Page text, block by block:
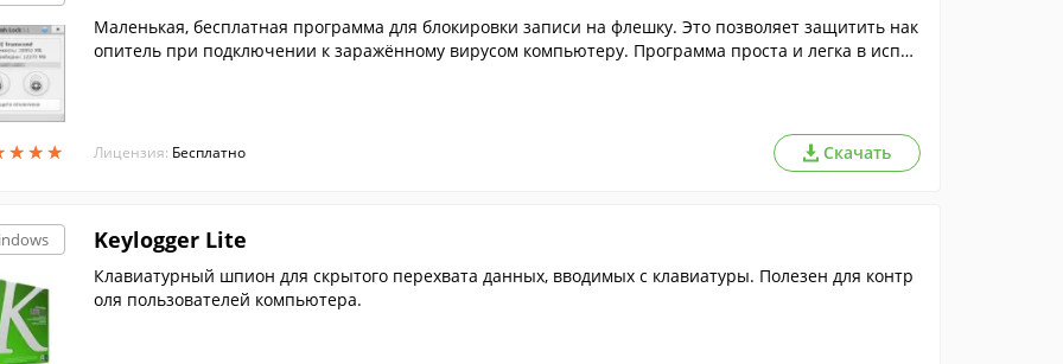
★★★
★★★
Маленькая, бесплатная программа для блокировки записи на флешку. Это позволяет защитить нак
опитель при подключении к заражённому вирусом компьютеру. Программа проста и легка в испол
Лицензия: Бесплатно Скачать
Keylogger Lite
Клавиатурный шпион для скрытого перехвата данных, вводимых с клавиатуры. Полезен для контр
оля пользователей компьютера.